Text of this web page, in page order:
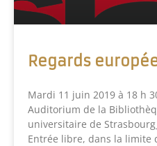
Regards
Mardi 11 juin 2019 à 18 h
Auditorium de la
universitaire de
Entrée libre, dans la limite